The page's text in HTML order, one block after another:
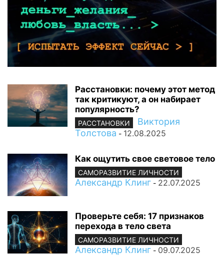
Расстановки: почему этот метод
так критикуют, а он набирает
популярность?
РАССТАНОВКИ
Виктория
Толстова - 12.08.2025
Как ощутить свое световое тело
САМОРАЗВИТИЕ ЛИЧНОСТИ
Александр Клинг - 22.07.2025
Проверьте себя: 17 признаков
перехода в тело света
САМОРАЗВИТИЕ ЛИЧНОСТИ
Александр Клинг - 09.07.2025